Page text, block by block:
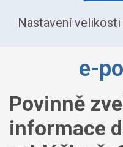
Nastavení
e-
Povinně
informace